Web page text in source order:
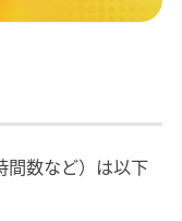
間数など）は以下